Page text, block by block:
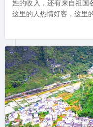
姓的收入，还有来自祖国
这里的人热情好客，这里